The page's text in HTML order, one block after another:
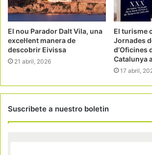
El nou Parador Dalt Vila, una
excel·lent manera de
descobrir Eivissa
21 abril, 2026
El turisme
Jornades
d’Oficines
Catalunya
17 abril,
Suscribete a nuestro boletin